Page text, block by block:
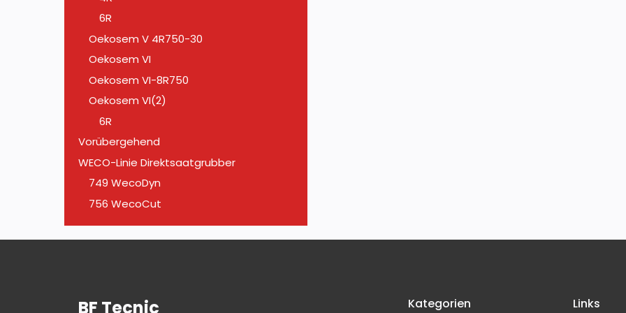
6R
Oekosem V 4R750-30
Oekosem VI
Oekosem VI-8R750
Oekosem VI(2)
6R
Vorübergehend
WECO-Linie Direktsaatgrubber
749 WecoDyn
756 WecoCut
BF Tecnic Kategorien Links